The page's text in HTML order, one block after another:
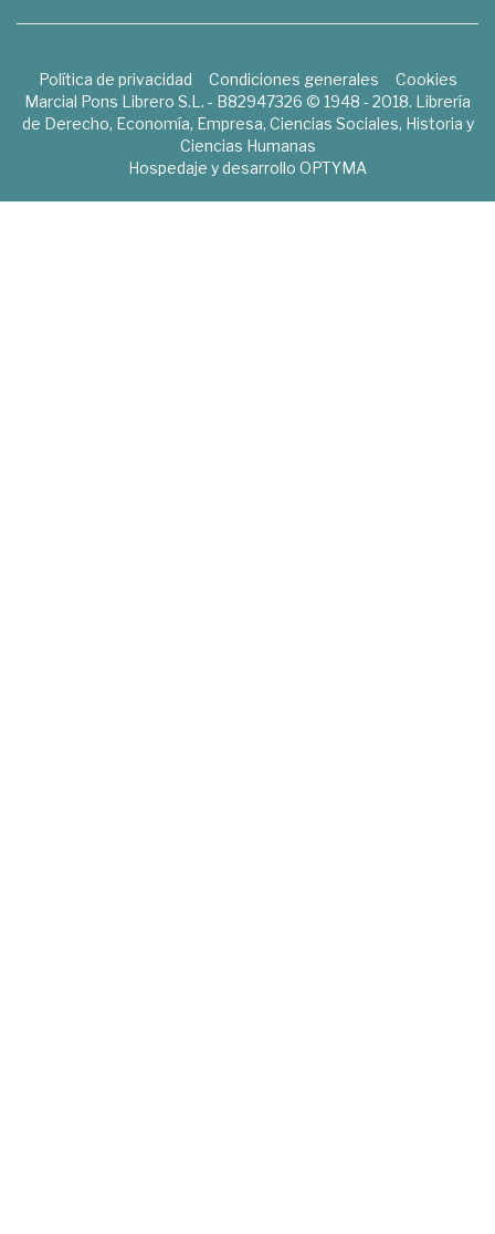
Política de privacidad Condiciones generales
Cookies
Marcial Pons Librero S.L. - B82947326 © 1948 - 2018. Librería
de Derecho, Economía, Empresa, Ciencias Sociales, Historia y
Ciencias Humanas
Hospedaje y desarrollo OPTYMA